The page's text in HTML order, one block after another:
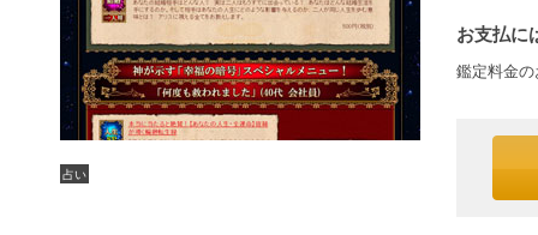
占い
お支払に
鑑定料金